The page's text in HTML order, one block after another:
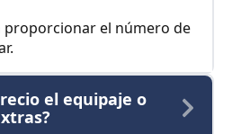
proporcionar el número de
el equipaje o